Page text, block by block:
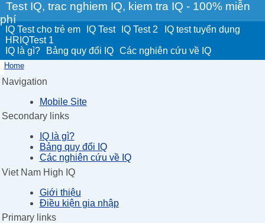
Test IQ, trac nghiem IQ, kiem tra IQ - 100% miễn
phí
IQ Test cho trẻ em IQ Test IQ Test 2
IQ test tuyển dụng
HRIQTest 1
IQ là gì?
Bảng quy đổi IQ Các nghiên cứu về IQ
Home
Navigation
Mobile Site
Secondary links
IQ là gì?
Bảng quy đổi IQ
Các nghiên cứu về IQ
Viet Nam High IQ
Giới thiệu
Điều kiện gia nhập
Primary links